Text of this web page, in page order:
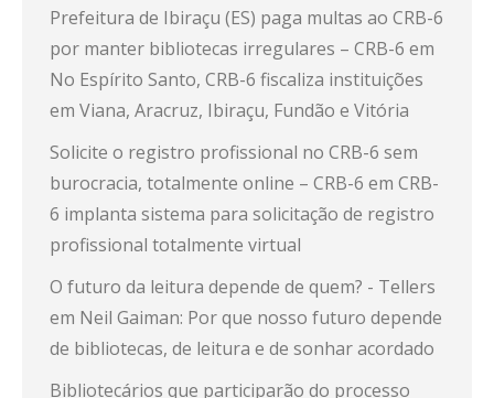
Prefeitura de Ibiraçu (ES) paga multas ao CRB-6
por manter bibliotecas irregulares – CRB-6 em
No Espírito Santo, CRB-6 fiscaliza instituições
em Viana, Aracruz, Ibiraçu, Fundão e Vitória
Solicite o registro profissional no CRB-6 sem
burocracia, totalmente online – CRB-6 em CRB-
6 implanta sistema para solicitação de registro
profissional totalmente virtual
O futuro da leitura depende de quem? - Tellers
em Neil Gaiman: Por que nosso futuro depende
de bibliotecas, de leitura e de sonhar acordado
Bibliotecários que participarão do processo